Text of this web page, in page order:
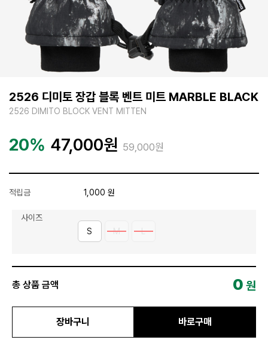
2526 디미토 장갑 블록 벤트 미트 MARBLE BLACK
2526 DIMITO BLOCK VENT MITTEN
20% 47,000원 59,000원
적립금 1,000 원
사이즈
S
M L
총 상품 금액 0 원
장바구니 바로구매